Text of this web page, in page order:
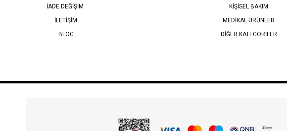
İADE DEĞİŞİM
İLETİŞİM
BLOG
KİŞİSEL BAKIM
MEDİKAL ÜRÜNLER
DİĞER KATEGORİLER